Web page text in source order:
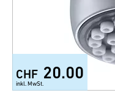
CHF 20.00
inkl. MwSt.